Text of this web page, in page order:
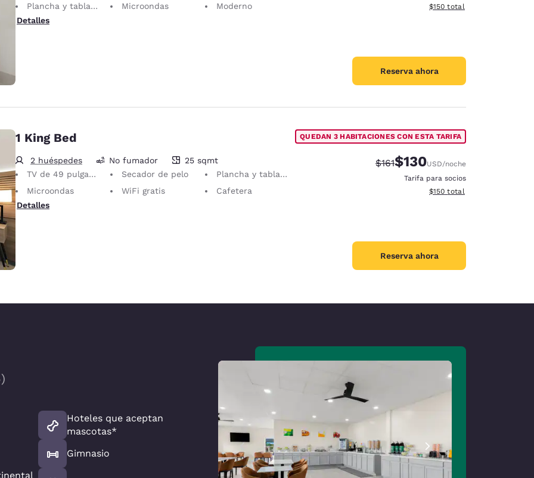
Plancha y tabla de planchar
Microondas
Moderno
Detalles
Ver detalles totales
$150 total
Reserva ahora
1 King Bed
2 huéspedes
25 metros cuadrados
No fumador
25 sqmt
TV de 49 pulgadas
Secador de pelo
Plancha y tabla de planchar
Microondas
WiFi gratis
Cafetera
Detalles
QUEDAN 3 HABITACIONES CON ESTA TARIFA
Tarifa tachada:
$161Tarifa reducida:
$130USD/noche
Tarifa para socios
Ver detalles totales
$150 total
Reserva ahora
)
Hoteles que aceptan
mascotas*
Gimnasio